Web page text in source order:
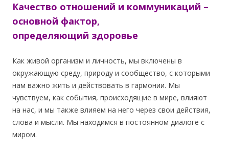
Качество отношений и коммуникаций –
основной фактор,
определяющий здоровье
Как живой организм и личность, мы включены в
окружающую среду, природу и сообщество, c которыми
нам важно жить и действовать в гармонии. Мы
чувствуем, как события, происходящие в мире, влияют
на нас, и мы также влияем на него через свои действия,
слова и мысли. Мы находимся в постоянном диалоге с
миром.